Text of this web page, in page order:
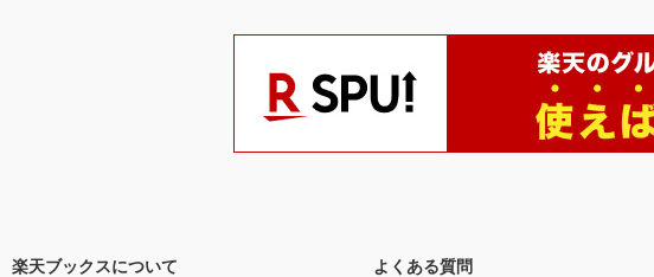
楽天ブックスについて よくある質問